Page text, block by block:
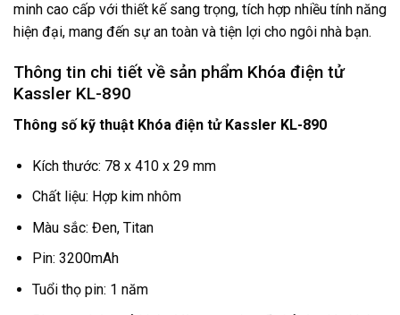
minh cao cấp với thiết kế sang trọng, tích hợp nhiều tính năng
hiện đại, mang đến sự an toàn và tiện lợi cho ngôi nhà bạn.
Thông tin chi tiết về sản phẩm Khóa điện tử
Kassler KL-890
Thông số kỹ thuật Khóa điện tử Kassler KL-890
Kích thước: 78 x 410 x 29 mm
Chất liệu: Hợp kim nhôm
Màu sắc: Đen, Titan
Pin: 3200mAh
Tuổi thọ pin: 1 năm